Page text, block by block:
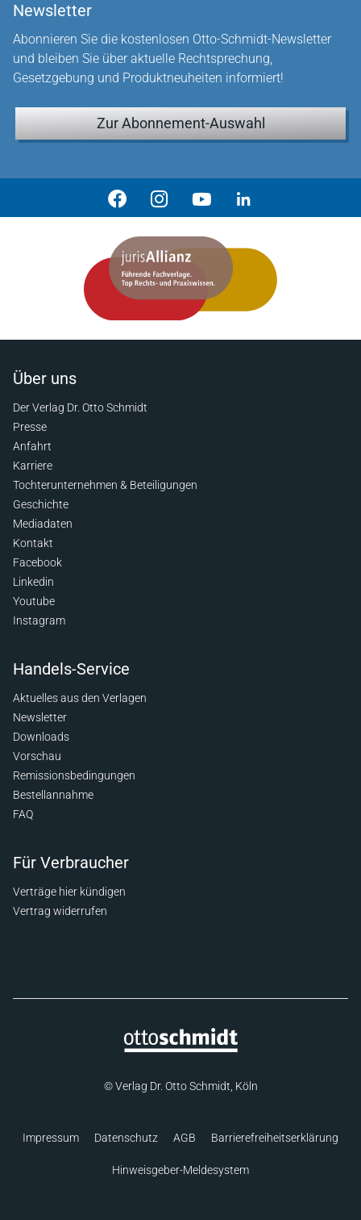
Newsletter
Abonnieren Sie die kostenlosen Otto-Schmidt-Newsletter
und bleiben Sie über aktuelle Rechtsprechung,
Gesetzgebung und Produktneuheiten informiert!
Zur Abonnement-Auswahl
Über uns
Der Verlag Dr. Otto Schmidt
Presse
Anfahrt
Karriere
Tochterunternehmen & Beteiligungen
Geschichte
Mediadaten
Kontakt
Facebook
Linkedin
Youtube
Instagram
Handels-Service
Aktuelles aus den Verlagen
Newsletter
Downloads
Vorschau
Remissionsbedingungen
Bestellannahme
FAQ
Für Verbraucher
Verträge hier kündigen
Vertrag widerrufen
© Verlag Dr. Otto Schmidt, Köln
Impressum Datenschutz AGB Barrierefreiheitserklärung
Hinweisgeber-Meldesystem